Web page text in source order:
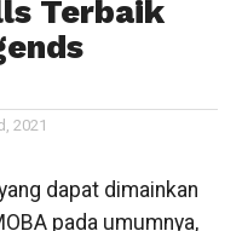
Terbaik
2021
dapat dimainkan
pada umumnya,